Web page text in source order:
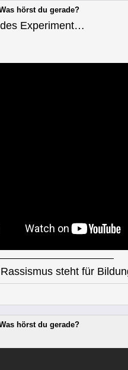
hörst du gerade?
Experiment…
steht für
hörst du gerade?